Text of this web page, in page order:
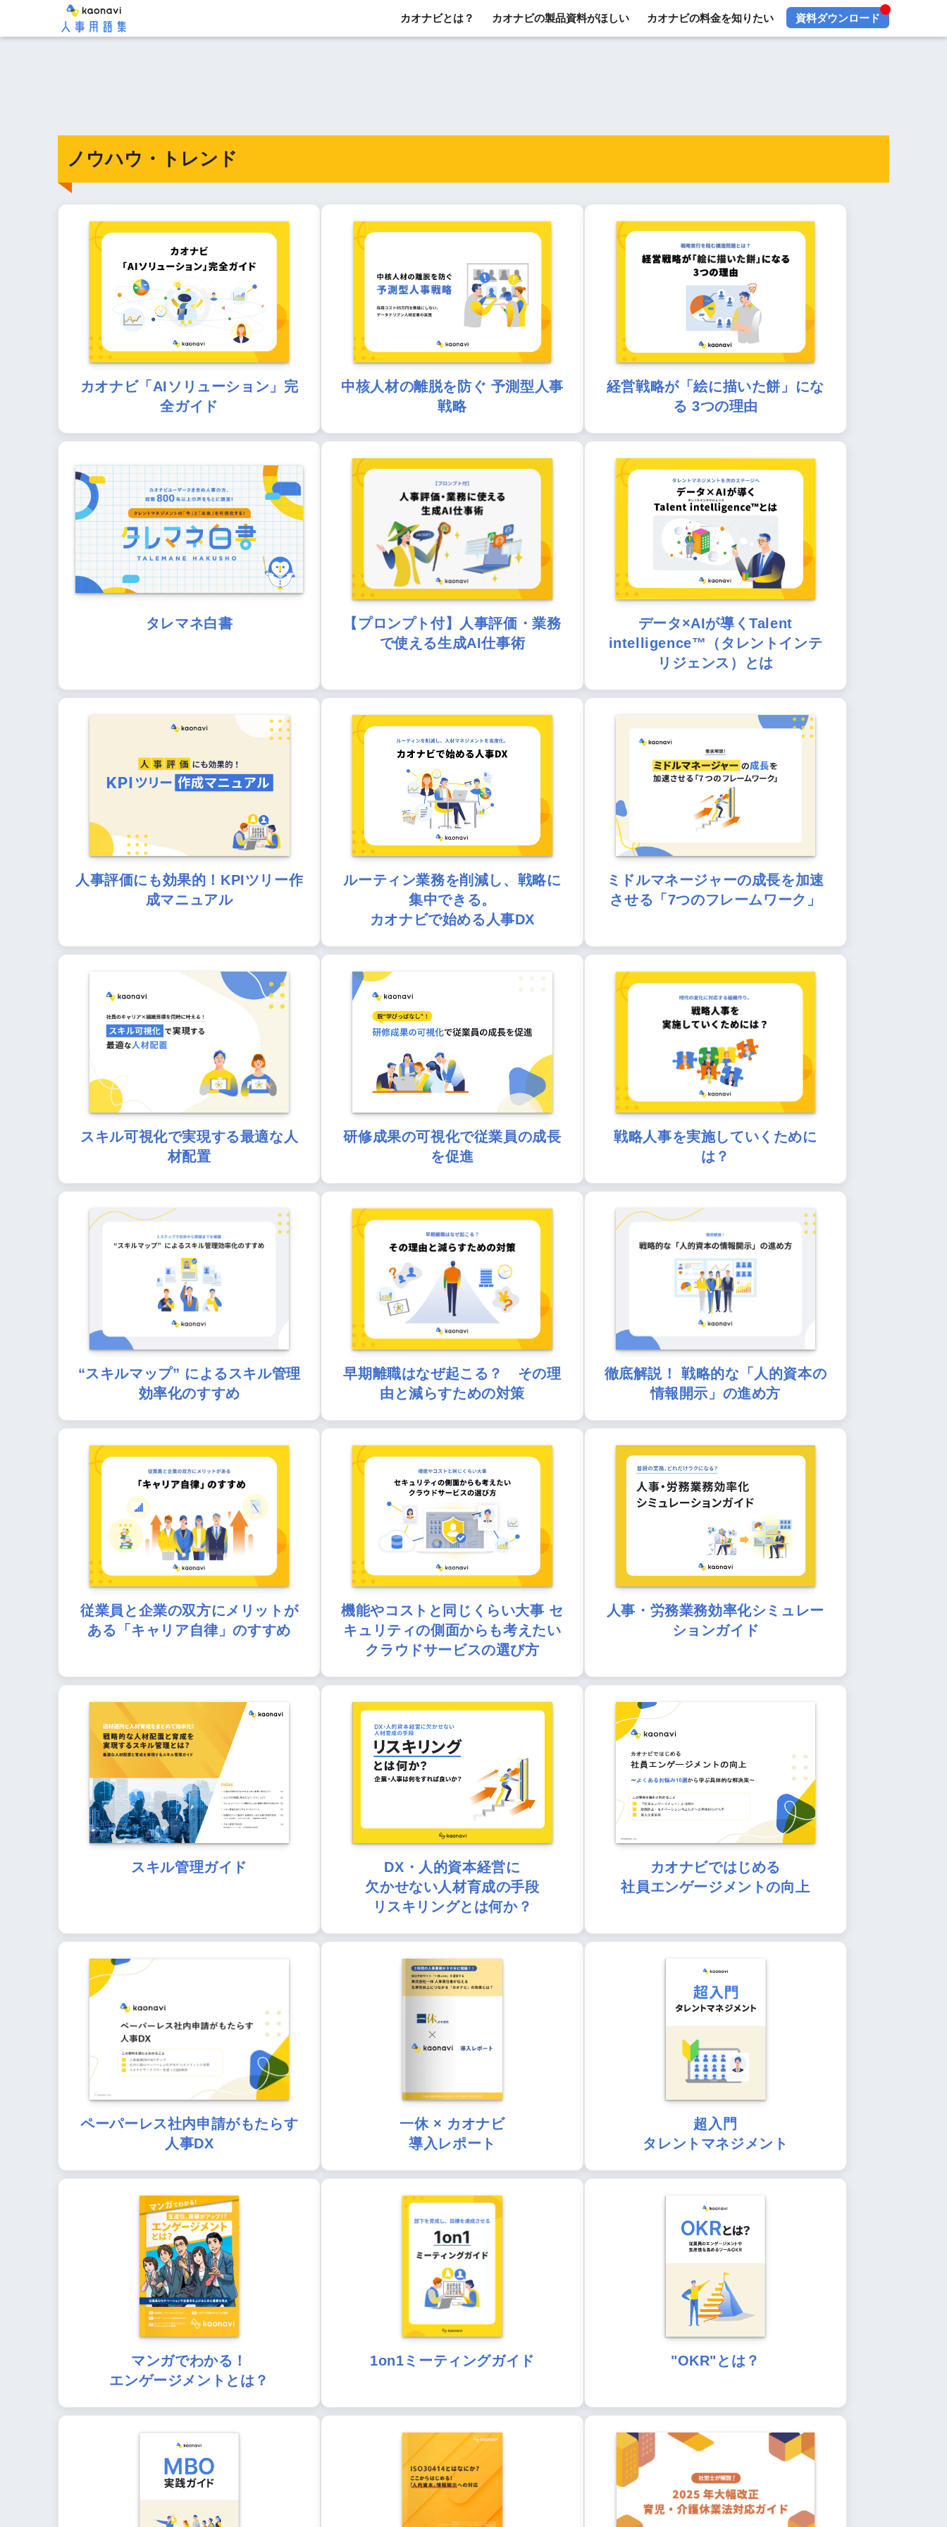
カオナビとは？ カオナビの製品資料がほしい カオナビの料金を知りたい 資料ダウンロード
ノウハウ・トレンド
カオナビ「AIソリューション」完
全ガイド
中核人材の離脱を防ぐ 予測型人事
戦略
経営戦略が「絵に描いた餅」にな
る 3つの理由
タレマネ白書
【プロンプト付】人事評価・業務
で使える生成AI仕事術
データ×AIが導くTalent
intelligence™（タレントインテ
リジェンス）とは
人事評価にも効果的！KPIツリー作
成マニュアル
ルーティン業務を削減し、戦略に
集中できる。
カオナビで始める人事DX
ミドルマネージャーの成長を加速
させる「7つのフレームワーク」
スキル可視化で実現する最適な人
材配置
研修成果の可視化で従業員の成長
を促進
戦略人事を実施していくために
は？
“スキルマップ” によるスキル管理
効率化のすすめ
早期離職はなぜ起こる？ その理
由と減らすための対策
徹底解説！ 戦略的な「人的資本の
情報開示」の進め方
従業員と企業の双方にメリットが
ある「キャリア自律」のすすめ
機能やコストと同じくらい大事 セ
キュリティの側面からも考えたい
クラウドサービスの選び方
人事・労務業務効率化シミュレー
ションガイド
スキル管理ガイド
DX・人的資本経営に
欠かせない人材育成の手段
リスキリングとは何か？
カオナビではじめる
社員エンゲージメントの向上
ペーパーレス社内申請がもたらす
人事DX
一休 × カオナビ
導入レポート
超入門
タレントマネジメント
マンガでわかる！
エンゲージメントとは？
1on1ミーティングガイド "OKR"とは？